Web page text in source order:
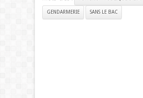
GENDARMERIE SANS LE BAC